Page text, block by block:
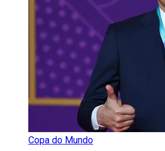
Copa do Mundo